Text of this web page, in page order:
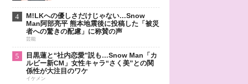
4
M!LKへの優しさだけじゃない…Snow
Man阿部亮平 熊本地震後に投稿した「被災
者への驚きの配慮」に称賛の声
芸能
5
目黒蓮と“社内恋愛”説も…Snow Man「カ
ルビー新CM」女性キャラ“さく美”との関
係性が大注目のワケ
イケメン